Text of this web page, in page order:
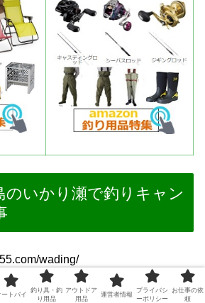
のいかり瀬で釣りキャン
wading/
hamanako-camp/
ートバイ
釣り具・釣
り用品
アウトドア
用品
運営者情報
プライバシ
ーポリシー
お仕事の依
頼